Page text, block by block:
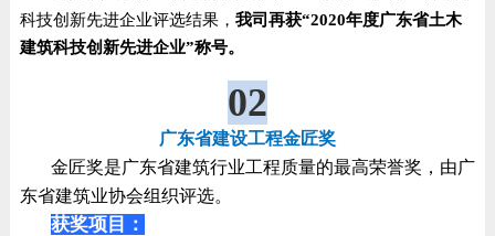
科技创新先进企业评选结果， 我司再获“2020年度广东省土木
建筑科技创新先进企业”称号。
02
广东省建设工程金匠奖
金匠奖是广东省建筑行业工程质量的最高荣誉奖，由广
东省建筑业协会组织评选。
获奖项目：